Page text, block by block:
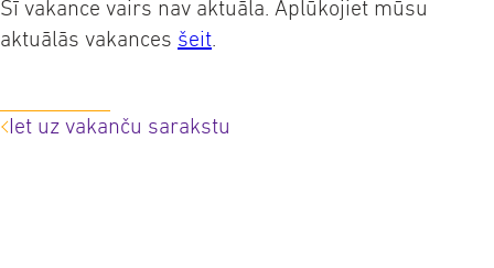
Šī vakance vairs nav aktuāla. Aplūkojiet mūsu
aktuālās vakances šeit.
Iet uz vakanču sarakstu